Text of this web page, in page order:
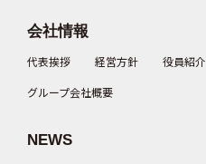
会社情報
代表挨拶 経営方針 役員紹介
グループ会社概要
NEWS